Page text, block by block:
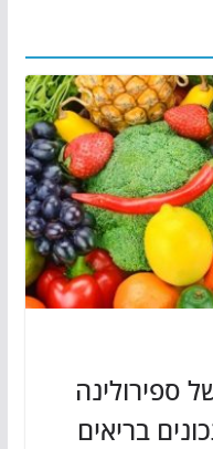
ספירולינה
בריאים